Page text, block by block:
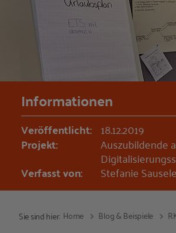
Informationen
Veröffentlicht: 18.12.2019
Projekt: Auszubildende
Verfasst von: Stefanie Sausele
Sie sind hier: Home Blog & Beispiele